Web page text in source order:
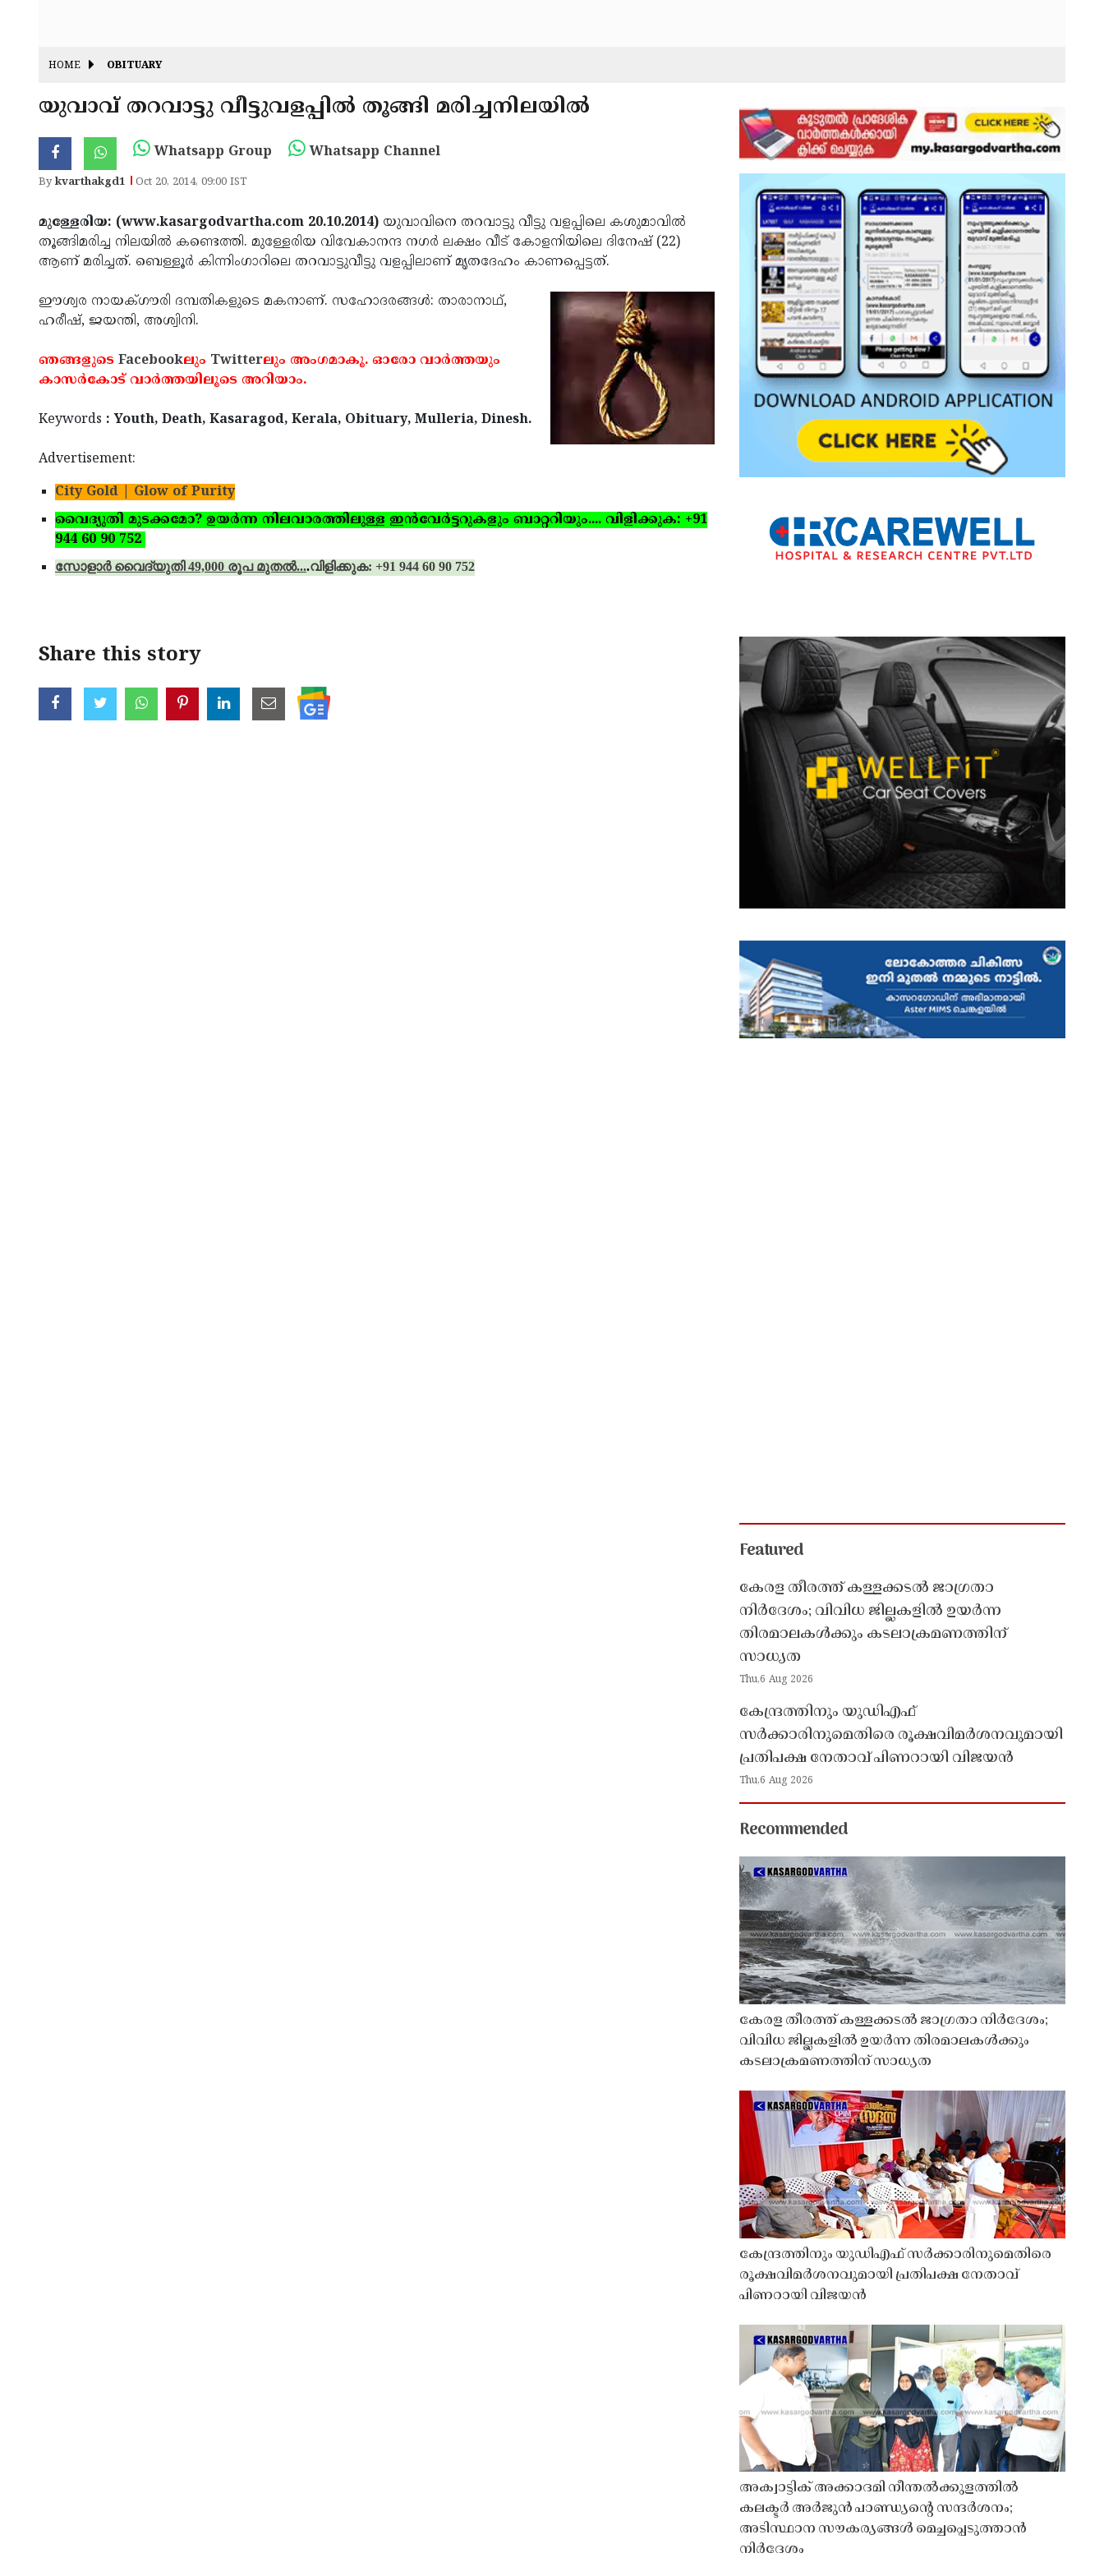
HOME OBITUARY
യുവാവ് തറവാട്ടു വീട്ടുവളപ്പില്‍ തൂങ്ങി മരിച്ചനിലയില്‍
Whatsapp Group Whatsapp Channel
Bykvarthakgd1 Oct 20, 2014, 09:00 IST
മുള്ളേരിയ: (www.kasargodvartha.com 20.10.2014) യുവാവിനെ തറവാട്ടു വീട്ടു വളപ്പിലെ കശുമാവില്‍
തൂങ്ങിമരിച്ച നിലയില്‍ കണ്ടെത്തി. മുള്ളേരിയ വിവേകാനന്ദ നഗര്‍ ലക്ഷം വീട് കോളനിയിലെ ദിനേഷ് (22)
ആണ് മരിച്ചത്. ബെള്ളൂര്‍ കിന്നിംഗാറിലെ തറവാട്ടുവീട്ടു വളപ്പിലാണ് മൃതദേഹം കാണപ്പെട്ടത്.
ഈശ്വര നായക്ഗൗരി ദമ്പതികളുടെ മകനാണ്. സഹോദരങ്ങള്‍: താരാനാഥ്,
ഹരീഷ്, ജയന്തി, അശ്വിനി.
ഞങ്ങളുടെ Facebookലും Twitterലും അംഗമാകൂ. ഓരോ വാര്‍ത്തയും
കാസര്‍കോട് വാര്‍ത്തയിലൂടെ അറിയാം.
Keywords : Youth, Death, Kasaragod, Kerala, Obituary, Mulleria, Dinesh.
Advertisement:
City Gold | Glow of Purity
വൈദ്യുതി മുടക്കമോ? ഉയര്‍ന്ന നിലവാരത്തിലുള്ള ഇന്‍വേര്‍ട്ടറുകളും ബാറ്ററിയും.... വിളിക്കുക: +91
944 60 90 752
സോളാര്‍ വൈദ്യുതി 49,000 രൂപ മുതല്‍....വിളിക്കുക: +91 944 60 90 752
Share this story
Featured
കേരള തീരത്ത് കള്ളക്കടൽ ജാഗ്രതാ
നിർദേശം; വിവിധ ജില്ലകളിൽ ഉയർന്ന
തിരമാലകൾക്കും കടലാക്രമണത്തിന്
സാധ്യത
Thu,6 Aug 2026
കേന്ദ്രത്തിനും യുഡിഎഫ്
സർക്കാരിനുമെതിരെ രൂക്ഷവിമർശനവുമായി
പ്രതിപക്ഷ നേതാവ് പിണറായി വിജയൻ
Thu,6 Aug 2026
Recommended
കേരള തീരത്ത് കള്ളക്കടൽ ജാഗ്രതാ നിർദേശം;
വിവിധ ജില്ലകളിൽ ഉയർന്ന തിരമാലകൾക്കും
കടലാക്രമണത്തിന് സാധ്യത
കേന്ദ്രത്തിനും യുഡിഎഫ് സർക്കാരിനുമെതിരെ
രൂക്ഷവിമർശനവുമായി പ്രതിപക്ഷ നേതാവ്
പിണറായി വിജയൻ
അക്വാട്ടിക് അക്കാദമി നീന്തൽക്കുളത്തിൽ
കലക്ടർ അർജുൻ പാണ്ഡ്യൻ്റെ സന്ദർശനം;
അടിസ്ഥാന സൗകര്യങ്ങൾ മെച്ചപ്പെടുത്താൻ
നിർദേശം